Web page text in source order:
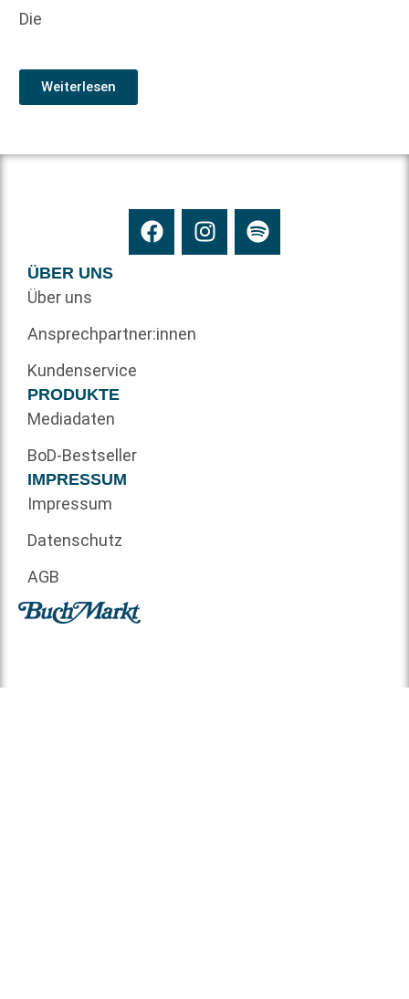
Die
Weiterlesen
ÜBER UNS
Über uns
Ansprechpartner:innen
Kundenservice
PRODUKTE
Mediadaten
BoD-Bestseller
IMPRESSUM
Impressum
Datenschutz
AGB